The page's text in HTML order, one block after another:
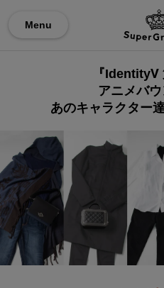
Menu
『IdentityⅤ
アニメバ
あのキャラクター